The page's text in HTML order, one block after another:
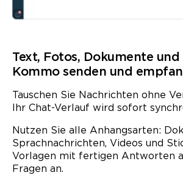
Text, Fotos, Dokumente und
Kommo senden und
Tauschen Sie Nachrichten ohne
Ihr Chat-Verlauf wird sofort
Nutzen Sie alle Anhangs­arten:
Sprachnachrichten, Videos und
Vorlagen mit fertigen Antworten
Fragen an.